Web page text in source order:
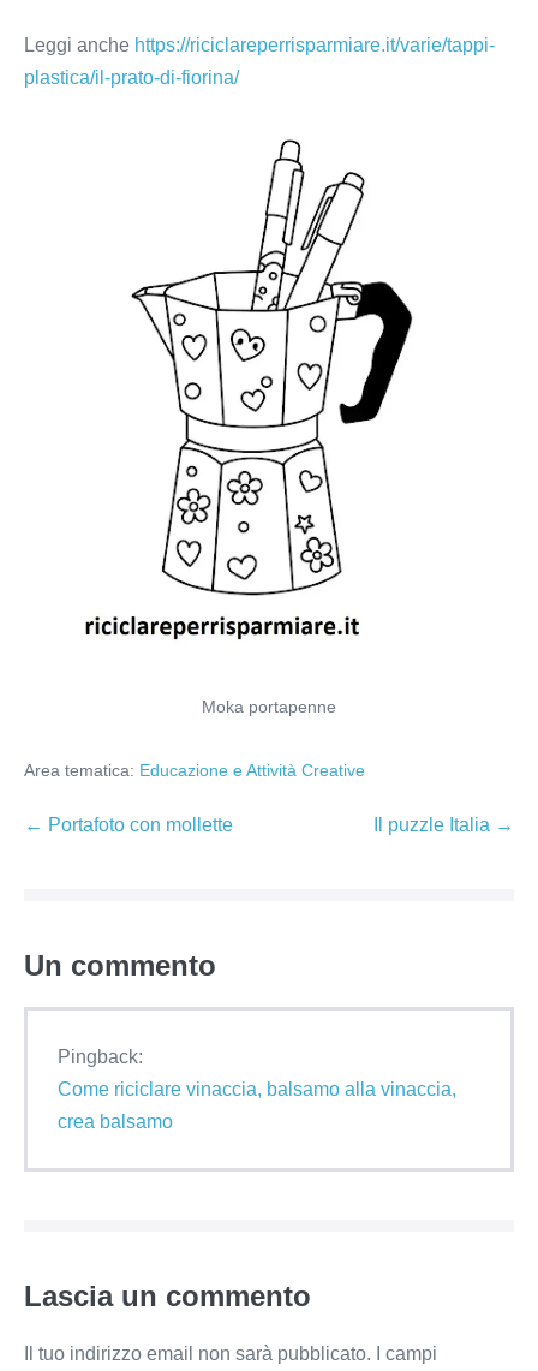
Leggi anche https://riciclareperrisparmiare.it/varie/tappi-
plastica/il-prato-di-fiorina/
Moka portapenne
Area tematica: Educazione e Attività Creative
Navigazione
← Portafoto con mollette Il puzzle Italia →
Un commento
Pingback:
Come riciclare vinaccia, balsamo alla vinaccia,
crea balsamo
Lascia un commento
Il tuo indirizzo email non sarà pubblicato.
I campi